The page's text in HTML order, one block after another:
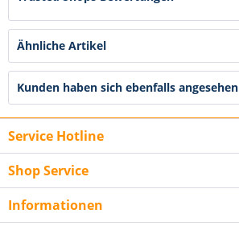
Ähnliche Artikel
Kunden haben sich ebenfalls angesehen
Service Hotline
Shop Service
Informationen